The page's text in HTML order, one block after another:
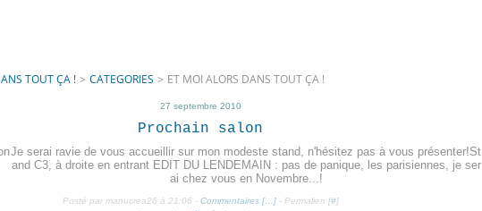
TOUT ÇA ! > CATEGORIES > ET MOI ALORS DANS TOUT ÇA !
27 septembre 2010
Prochain salon
Je serai ravie de vous accueillir sur mon modeste stand, n'hésitez pas à vous présenter!St
and C3, à droite en entrant EDIT DU LENDEMAIN : pas de panique, les parisiennes, je ser
ai chez vous en Novembre...!
Posté par manucrea26 à 21:06 - Commentaires [… ]- Permalien [#]